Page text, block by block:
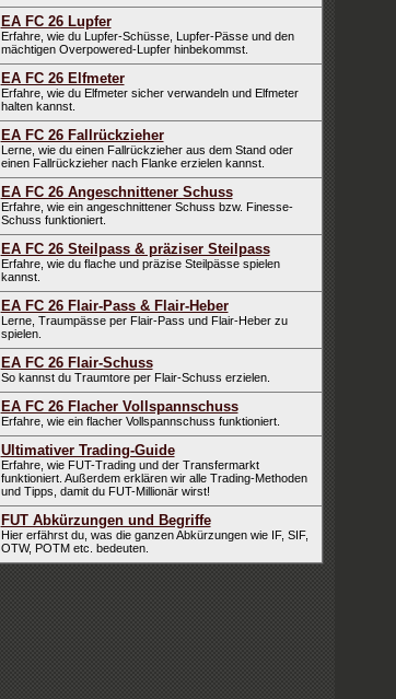
EA FC 26 Lupfer
Erfahre, wie du Lupfer-Schüsse, Lupfer-Pässe und den
mächtigen Overpowered-Lupfer hinbekommst.
EA FC 26 Elfmeter
Erfahre, wie du Elfmeter sicher verwandeln und Elfmeter
halten kannst.
EA FC 26 Fallrückzieher
Lerne, wie du einen Fallrückzieher aus dem Stand oder
einen Fallrückzieher nach Flanke erzielen kannst.
EA FC 26 Angeschnittener Schuss
Erfahre, wie ein angeschnittener Schuss bzw. Finesse-
Schuss funktioniert.
EA FC 26 Steilpass & präziser Steilpass
Erfahre, wie du flache und präzise Steilpässe spielen
kannst.
EA FC 26 Flair-Pass & Flair-Heber
Lerne, Traumpässe per Flair-Pass und Flair-Heber zu
spielen.
EA FC 26 Flair-Schuss
So kannst du Traumtore per Flair-Schuss erzielen.
EA FC 26 Flacher Vollspannschuss
Erfahre, wie ein flacher Vollspannschuss funktioniert.
Ultimativer Trading-Guide
Erfahre, wie FUT-Trading und der Transfermarkt
funktioniert. Außerdem erklären wir alle Trading-Methoden
und Tipps, damit du FUT-Millionär wirst!
FUT Abkürzungen und Begriffe
Hier erfährst du, was die ganzen Abkürzungen wie IF, SIF,
OTW, POTM etc. bedeuten.